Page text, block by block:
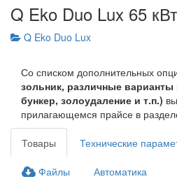
Q Eko Duo Lux 65 кВт
Q Eko Duo Lux
Со списком дополнительных
зольник, различные
бункер, золоудаление и т.п.)
прилагающемся прайсе в
Товары Технические
Файлы
Автоматика